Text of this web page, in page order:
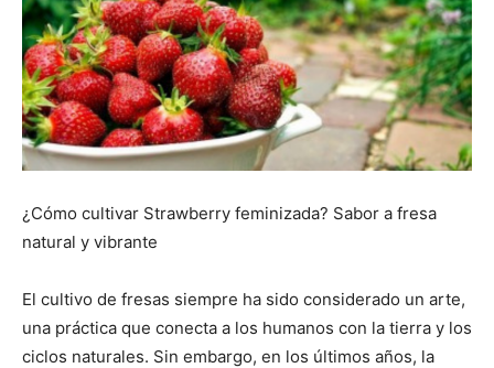
¿Cómo cultivar Strawberry feminizada? Sabor a fresa
natural y vibrante
El cultivo de fresas siempre ha sido considerado un arte,
una práctica que conecta a los humanos con la tierra y los
ciclos naturales. Sin embargo, en los últimos años, la